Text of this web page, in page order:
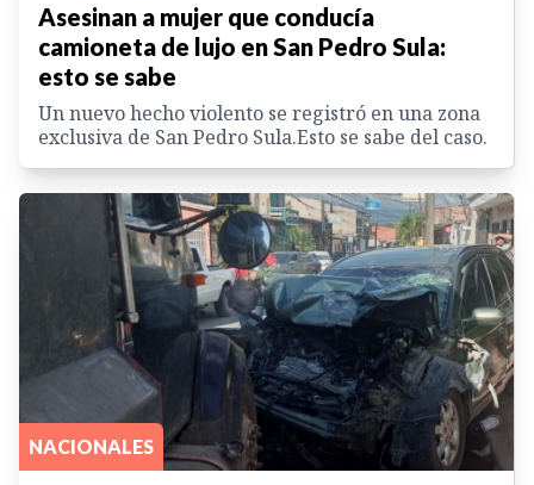
Asesinan a mujer que conducía
camioneta de lujo en San Pedro Sula:
esto se sabe
Un nuevo hecho violento se registró en una zona
exclusiva de San Pedro Sula.Esto se sabe del caso.
NACIONALES